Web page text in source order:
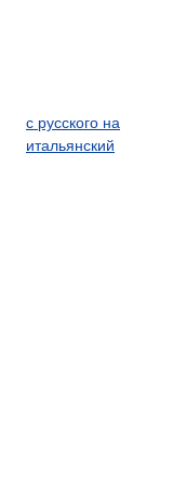
с русского на
итальянский